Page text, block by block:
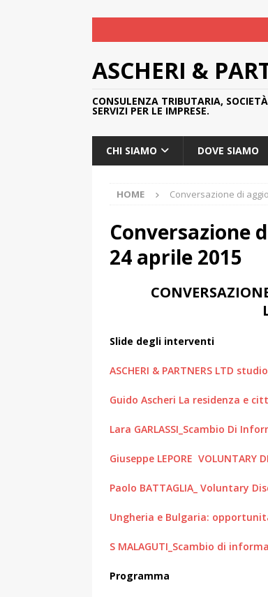
ASCHERI &
CONSULENZA TRIBUTARIA, SOCIETÀ
SERVIZI PER LE IMPRESE.
CHI SIAMO DOVE SIAMO
HOME Conversazione di
Conversazione
24 aprile 2015
Slide degli interventi
ASCHERI & PARTNERS LTD
Guido Ascheri La residenza e
Lara GARLASSI_Scambio Di
Giuseppe LEPORE VOLUNTARY
Paolo BATTAGLIA_ Voluntary
Ungheria e Bulgaria:
S MALAGUTI_Scambio di
Programma